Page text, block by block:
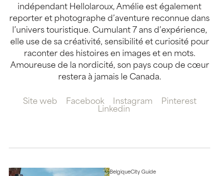
indépendant Hellolaroux, Amélie est également
reporter et photographe d’aventure reconnue dans
l’univers touristique. Cumulant 7 ans d’expérience,
elle use de sa créativité, sensibilité et curiosité pour
raconter des histoires en images et en mots.
Amoureuse de la nordicité, son pays coup de cœur
restera à jamais le Canada.
Site web Facebook Instagram
Pinterest
Linkedin
BelgiqueCity Guide